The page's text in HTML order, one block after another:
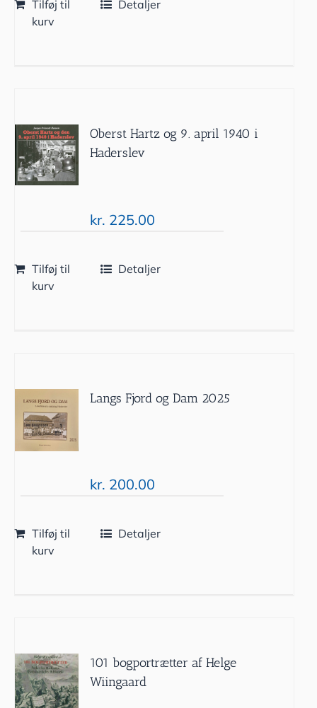
Tilføj til
kurv
Detaljer
Oberst Hartz og 9. april 1940 i
Haderslev
kr. 225.00
Tilføj til
kurv
Detaljer
Langs Fjord og Dam 2025
kr. 200.00
Tilføj til
kurv
Detaljer
101 bogportrætter af Helge
Wiingaard